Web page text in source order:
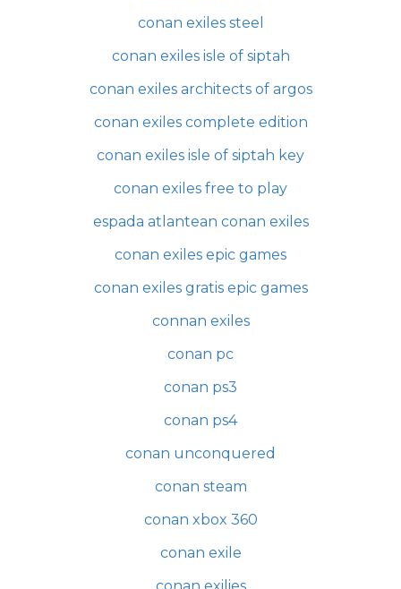
conan exiles steel
conan exiles isle of siptah
conan exiles architects of argos
conan exiles complete edition
conan exiles isle of siptah key
conan exiles free to play
espada atlantean conan exiles
conan exiles epic games
conan exiles gratis epic games
connan exiles
conan pc
conan ps3
conan ps4
conan unconquered
conan steam
conan xbox 360
conan exile